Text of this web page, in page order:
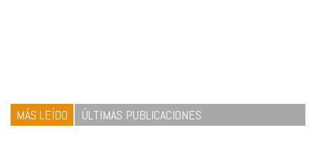
MÁS LEÍDO ÚLTIMAS PUBLICACIONES